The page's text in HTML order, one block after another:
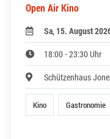
Open Air Kino
Sa, 15. August
18:00 - 23:30 Uhr
Schützenhaus
Kino Gastronomie